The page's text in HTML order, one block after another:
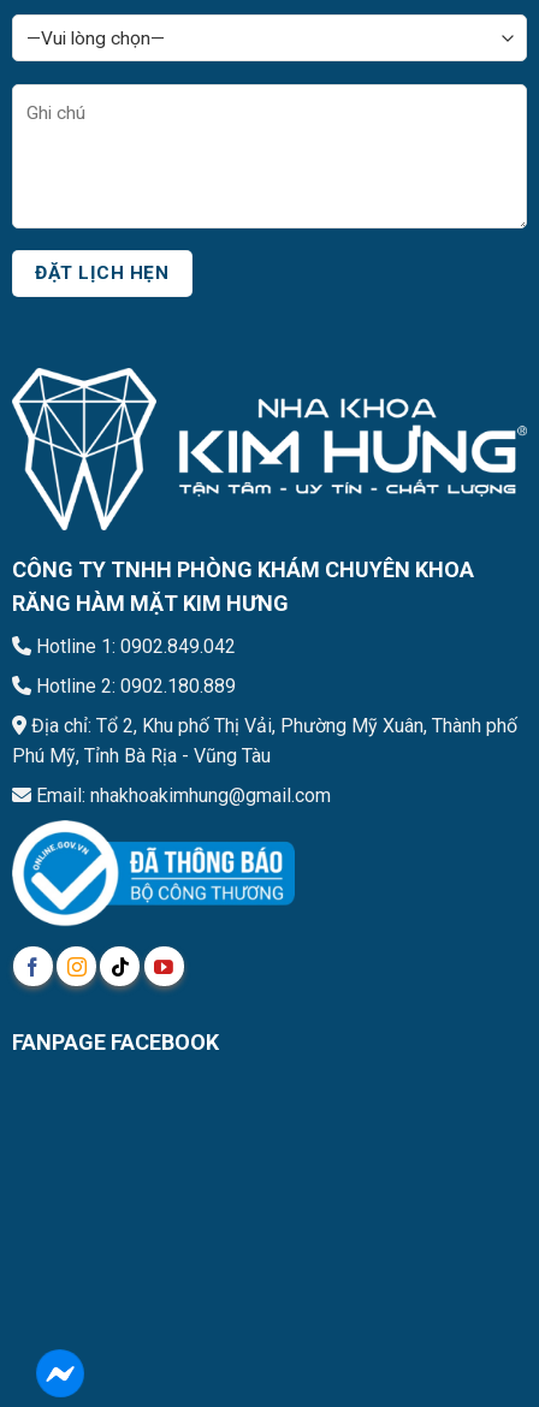
CÔNG TY TNHH PHÒNG KHÁM CHUYÊN KHOA
RĂNG HÀM MẶT KIM HƯNG
Hotline 1: 0902.849.042
Hotline 2: 0902.180.889
Địa chỉ: Tổ 2, Khu phố Thị Vải, Phường Mỹ Xuân, Thành phố
Phú Mỹ, Tỉnh Bà Rịa - Vũng Tàu
Email: nhakhoakimhung@gmail.com
FANPAGE FACEBOOK